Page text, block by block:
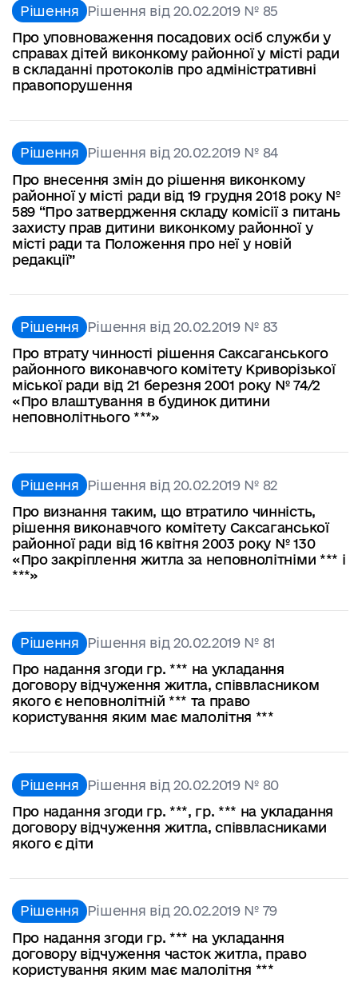
Рішення Рішення від 20.02.2019 № 85
Про уповноваження посадових осіб служби у
справах дітей виконкому районної у місті ради
в складанні протоколів про адміністративні
правопорушення
Рішення Рішення від 20.02.2019 № 84
Про внесення змін до рішення виконкому
районної у місті ради від 19 грудня 2018 року №
589 “Про затвердження складу комісії з питань
захисту прав дитини виконкому районної у
місті ради та Положення про неї у новій
редакції”
Рішення Рішення від 20.02.2019 № 83
Про втрату чинності рішення Саксаганського
районного виконавчого комітету Криворізької
міської ради від 21 березня 2001 року № 74/2
«Про влаштування в будинок дитини
неповнолітнього ***»
Рішення Рішення від 20.02.2019 № 82
Про визнання таким, що втратило чинність,
рішення виконавчого комітету Саксаганської
районної ради від 16 квітня 2003 року № 130
«Про закріплення житла за неповнолітніми *** і
***»
Рішення Рішення від 20.02.2019 № 81
Про надання згоди гр. *** на укладання
договору відчуження житла, співвласником
якого є неповнолітній *** та право
користування яким має малолітня ***
Рішення Рішення від 20.02.2019 № 80
Про надання згоди гр. ***, гр. *** на укладання
договору відчуження житла, співвласниками
якого є діти
Рішення Рішення від 20.02.2019 № 79
Про надання згоди гр. *** на укладання
договору відчуження часток житла, право
користування яким має малолітня ***